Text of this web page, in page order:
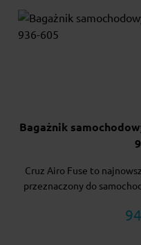
Bagażnik
Cruz Airo Fuse to
przeznaczony do